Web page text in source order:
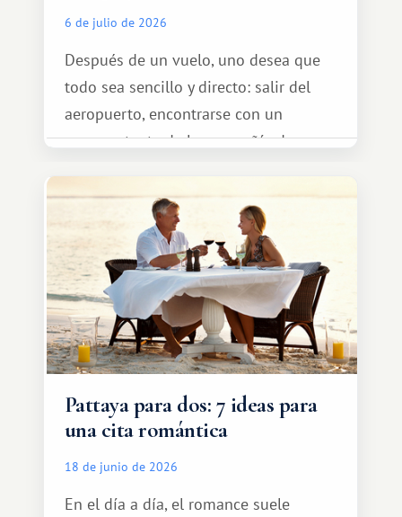
6 de julio de 2026
Después de un vuelo, uno desea que
todo sea sencillo y directo: salir del
aeropuerto, encontrarse con un
representante de la compañía de
tranquilamente hasta el complejo
turístico.
Pattaya para dos: 7 ideas para
una cita romántica
18 de junio de 2026
En el día a día, el romance suele